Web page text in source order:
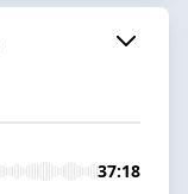
37:18